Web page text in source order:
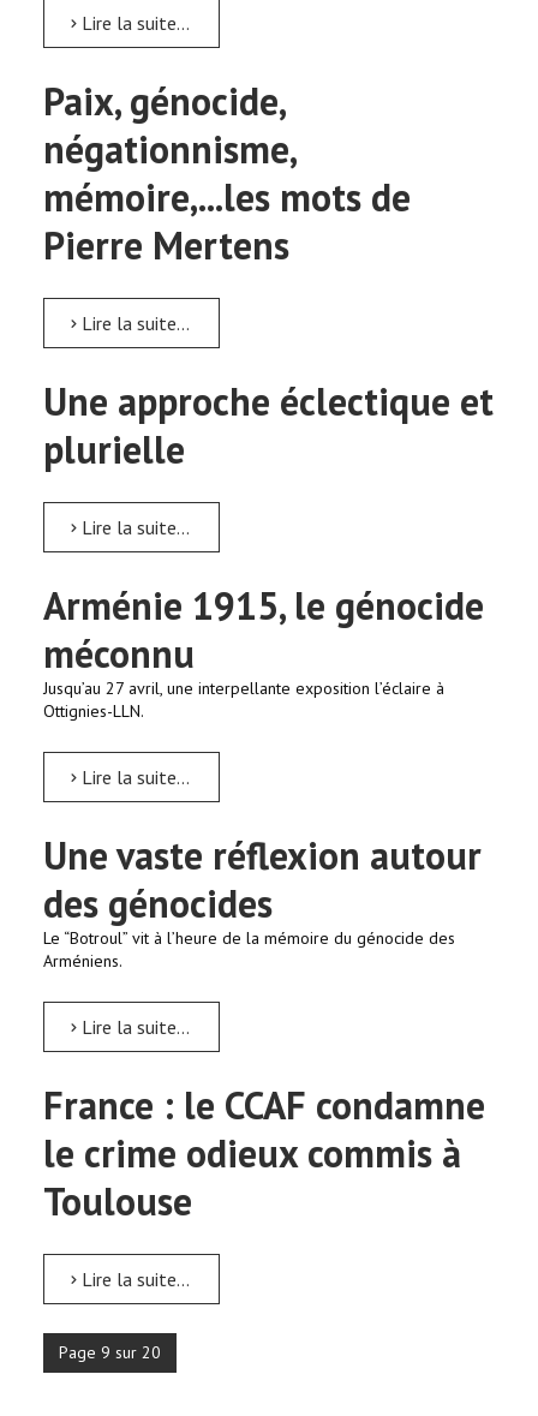
Lire la suite...
Paix, génocide,
négationnisme,
mémoire,...les mots de
Pierre Mertens
Lire la suite...
Une approche éclectique et
plurielle
Lire la suite...
Arménie 1915, le génocide
méconnu
Jusqu’au 27 avril, une interpellante exposition l’éclaire à
Ottignies-LLN.
Lire la suite...
Une vaste réflexion autour
des génocides
Le “Botroul” vit à l’heure de la mémoire du génocide des
Arméniens.
Lire la suite...
France : le CCAF condamne
le crime odieux commis à
Toulouse
Lire la suite...
Page 9 sur 20